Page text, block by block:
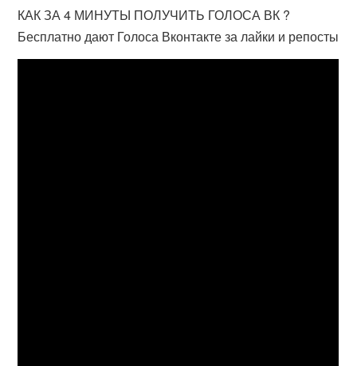
КАК ЗА 4 МИНУТЫ ПОЛУЧИТЬ ГОЛОСА ВК ?
Бесплатно дают Голоса Вконтакте за лайки и репосты